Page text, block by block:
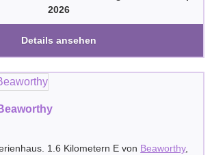
2026
Details ansehen
1.6 Kilometern E von Beaworthy,